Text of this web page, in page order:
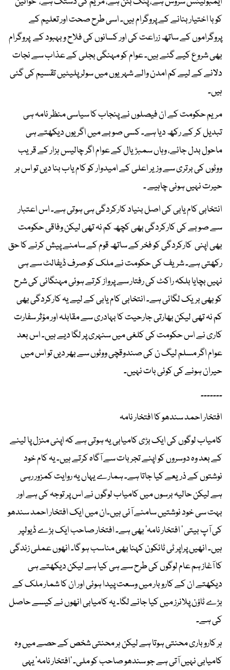
کو با اختیار بنانے کے پروگرام ہیں۔ اسی طرح صحت اور تعلیم کے
پروگراموں کے ساتھ زراعت کی اور کسانوں کی فلاح و بہبود کے پروگرام
بھی شروع کیے گئے ہیں۔ عوام کو مہنگی بجلی کے عذاب سے نجات
دلانے کے لیے کم امدن والے شہریوں میں سولر پلیٹیں تقسیم کی گئی
ہیں۔
مریم حکومت کے ان فیصلوں نے پنجاب کا سیاسی منظر نامہ ہی
تبدیل کر کے رکھ دیا ہے۔ کسی صوبے میں اگر یوں دیکھتے ہی
ماحول بدل جائے، وہاں سمبڑیال کے عوام اگر چالیس ہزار کے قریب
ووٹوں کی برتری سے وزیر اعلی کے امیدوار کو کام یاب بنا دیں تو اس ہر
حیرت نہیں ہونی چاہیے ۔
انتخابی کام یابی کی اصل بنیاد کارکردگی ہی ہوتی ہے۔ اس اعتبار
سے صوبے کی کارکردگی بھی کچھ کم نہ تھی لیکن وفاقی حکومت
بھی اپنی کارکردگی کو فخر کے ساتھ قوم کے سامنے پیش کرنے کا حق
رکھتی ہے۔ شریف کی حکومت نے ملک کو صرف ڈیفالٹ سے ہی
نہیں بچایا بلکہ راکٹ کی رفتار سے پرواز کرتے ہوئی مہنگائی کی شرح
کو بھی بریک لگائی ہے۔ انتخابی کام یابی کے لیے یہ کارکردگی بھی
کم نہ تھی لیکن بھارتی جارحیت کا بہادری سے مقابلہ اور مؤثر سفارت
کاری نے اس حکومت کی کلغی میں سنہری پر لگا دیے ہیں۔ اس بعد
عوام اگر مسلم لیگ ن کی صندوقچی ووٹوں سے بھر دیں تو اس میں
حیران ہونے کی کوئی بات نہیں۔
۔۔۔۔۔۔۔
افتخار احمد سندھو کا افتخار نامہ
کامیاب لوگوں کی ایک بڑی کامیابی یہ ہوتی ہے کہ اپنی منزل پا لینے
کے بعد وہ دوسروں کو اپنے تجربات سے آگاہ کرتے ہیں۔ یہ کام خود
نوشتوں کے ذریعے کیا جاتا ہے۔ ہمارے یہاں یہ روایت کمزور رہی
ہے لیکن حالیہ برسوں میں کامیاب لوگوں نے اس پر توجہ کی ہے اور
بہت سی خود نوشتیں سامنے آئی ہیں۔ان میں ایک افتخار احمد سندھو
کی آپ بیتی ' افتخار نامہ' بھی ہے۔ افتخار صاحب ایک بڑے ڈیولپر
ہیں۔ انھیں پراپر ٹی ٹائکون کہنا بھی مناسب ہو گا۔ انھوں عملی زندگی
کا آغاز ہم عام لوگوں کی طرح سے ہی کیا ہے لیکن دیکھتے ہی
دیکھتے ان کے کاروبار میں وسعت پیدا ہوئی اور ان کا شمار ملک کے
بڑے ٹاؤن پلانرز میں کیا جانے لگا۔ یہ کامیابی انھوں نے کیسے حاصل
کی ہے۔
ہر کاروباری محنتی ہوتا ہے لیکن ہر محنتی شخص کے حصے میں وہ
کامیابی نہیں آتی ہے جو سندھو صاحب کو ملی۔ 'افتخار نامہ' یہی